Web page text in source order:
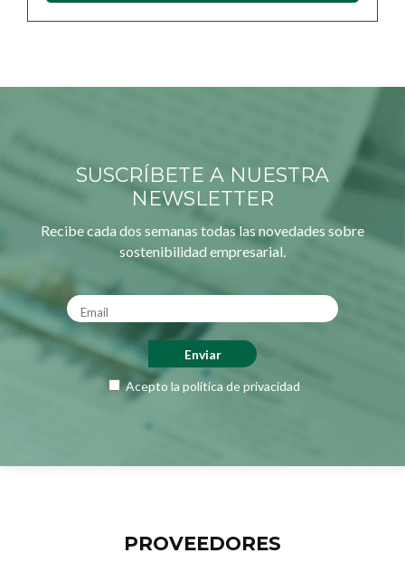
SUSCRÍBETE A NUESTRA
NEWSLETTER
Recibe cada dos semanas todas las novedades sobre
sostenibilidad empresarial.
Acepto la política de privacidad
PROVEEDORES